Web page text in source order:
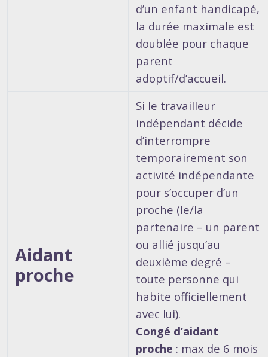
d’un enfant handicapé,
la durée maximale est
doublée pour chaque
parent
adoptif/d’accueil.
Aidant
proche
Si le travailleur
indépendant décide
d’interrompre
temporairement son
activité indépendante
pour s’occuper d’un
proche (le/la
partenaire – un parent
ou allié jusqu’au
deuxième degré –
toute personne qui
habite officiellement
avec lui).
Congé d’aidant
proche : max de 6 mois